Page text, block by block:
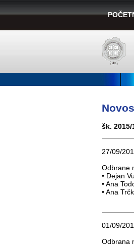
šk. 2015/
27/09/
Оdbrane
• Dejan
• Ana
• Ana
01/09/
Оdbrana